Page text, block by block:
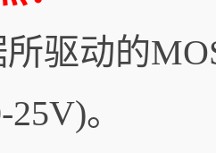
所驱动的
。